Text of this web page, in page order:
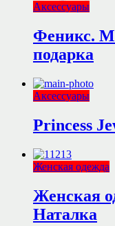
Аксессуары
Феникс.
подарка
Аксессуары
Princess
Женская одежда
Женская
Наталка